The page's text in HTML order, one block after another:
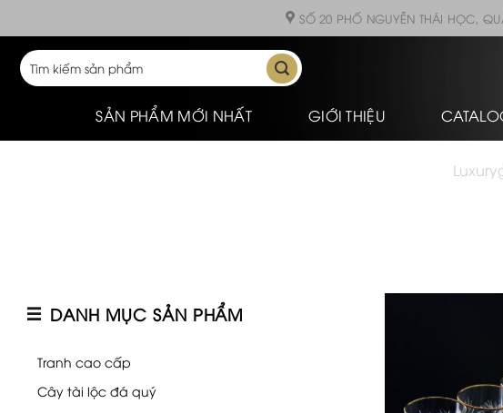
to
content
SỐ 20 PHỐ NGUYỄN THÁI HỌC,
Tìm
kiếm:
SẢN PHẨM MỚI NHẤT GIỚI THIỆU
DANH MỤC SẢN PHẨM
Tranh cao cấp
Cây tài lộc đá quý